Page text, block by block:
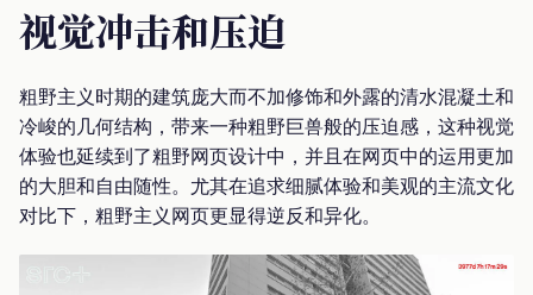
视觉冲击和压迫
粗野主义时期的建筑庞大而不加修饰和外露的清水混凝土和
冷峻的几何结构，带来一种粗野巨兽般的压迫感，这种视觉
体验也延续到了粗野网页设计中，并且在网页中的运用更加
的大胆和自由随性。尤其在追求细腻体验和美观的主流文化
对比下，粗野主义网页更显得逆反和异化。